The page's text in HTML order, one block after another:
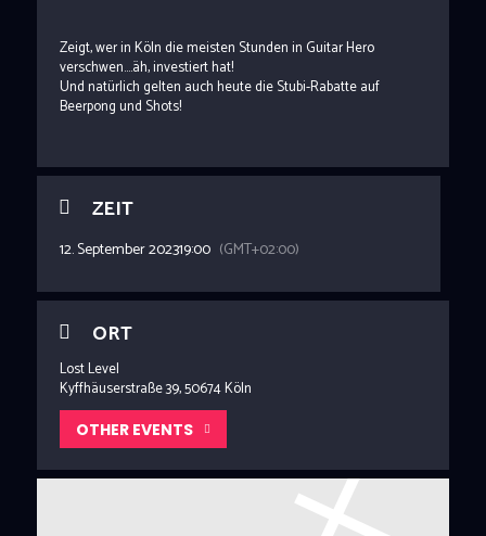
Zeigt, wer in Köln die meisten Stunden in Guitar Hero
verschwen….äh, investiert hat!
Und natürlich gelten auch heute die Stubi-Rabatte auf
Beerpong und Shots!
ZEIT
12. September 202319:00 (GMT+02:00)
ORT
Lost Level
Kyffhäuserstraße 39, 50674 Köln
OTHER EVENTS